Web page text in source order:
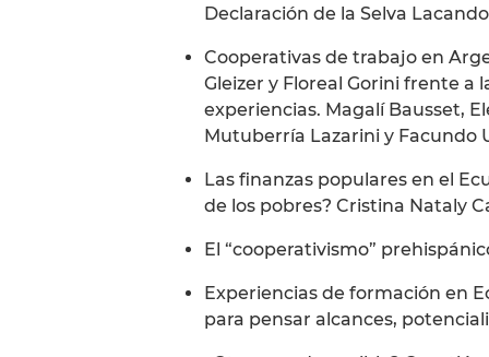
Declaración de la Selva
Cooperativas de trabajo en
Gleizer y Floreal Gorini frente a
experiencias. Magalí Bausset,
Mutuberría Lazarini y Facundo
Las finanzas populares en el
de los pobres? Cristina Nataly
El “cooperativismo”
Experiencias de formación en
para pensar alcances,